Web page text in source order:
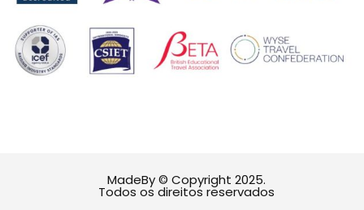
MadeBy © Copyright 2025.
Todos os direitos reservados